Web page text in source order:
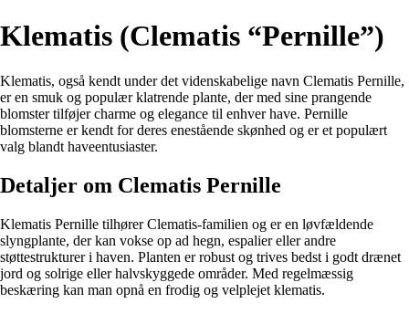
Klematis (Clematis “Pernille”)
Klematis, også kendt under det videnskabelige navn Clematis Pernille,
er en smuk og populær klatrende plante, der med sine prangende
blomster tilføjer charme og elegance til enhver have. Pernille
blomsterne er kendt for deres enestående skønhed og er et populært
valg blandt haveentusiaster.
Detaljer om Clematis Pernille
Klematis Pernille tilhører Clematis-familien og er en løvfældende
slyngplante, der kan vokse op ad hegn, espalier eller andre
støttestrukturer i haven. Planten er robust og trives bedst i godt drænet
jord og solrige eller halvskyggede områder. Med regelmæssig
beskæring kan man opnå en frodig og velplejet klematis.